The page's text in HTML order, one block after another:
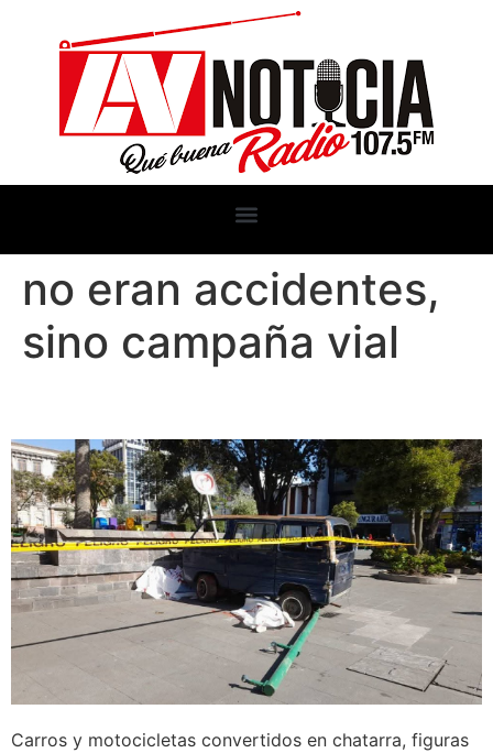
no eran accidentes,
sino campaña vial
Carros y motocicletas convertidos en chatarra, figuras